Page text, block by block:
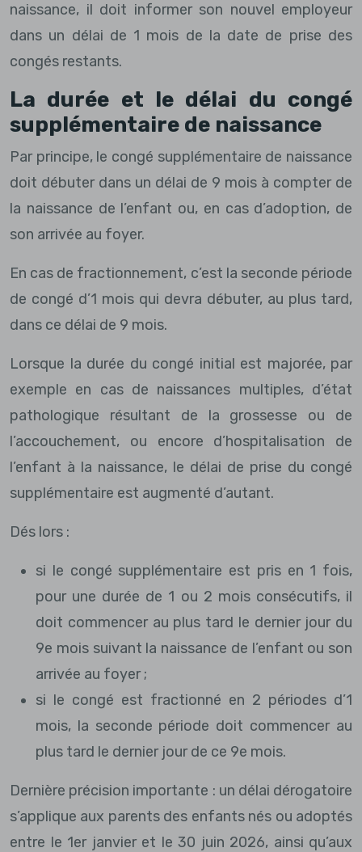
naissance, il doit informer son nouvel employeur
dans un délai de 1 mois de la date de prise des
congés restants.
La durée et le délai du congé
supplémentaire de naissance
Par principe, le congé supplémentaire de naissance
doit débuter dans un délai de 9 mois à compter de
la naissance de l’enfant ou, en cas d’adoption, de
son arrivée au foyer.
En cas de fractionnement, c’est la seconde période
de congé d’1 mois qui devra débuter, au plus tard,
dans ce délai de 9 mois.
Lorsque la durée du congé initial est majorée, par
exemple en cas de naissances multiples, d’état
pathologique résultant de la grossesse ou de
l’accouchement, ou encore d’hospitalisation de
l’enfant à la naissance, le délai de prise du congé
supplémentaire est augmenté d’autant.
Dés lors :
si le congé supplémentaire est pris en 1 fois,
pour une durée de 1 ou 2 mois consécutifs, il
doit commencer au plus tard le dernier jour du
9e mois suivant la naissance de l’enfant ou son
arrivée au foyer ;
si le congé est fractionné en 2 périodes d’1
mois, la seconde période doit commencer au
plus tard le dernier jour de ce 9e mois.
Dernière précision importante : un délai dérogatoire
s’applique aux parents des enfants nés ou adoptés
entre le 1er janvier et le 30 juin 2026, ainsi qu’aux